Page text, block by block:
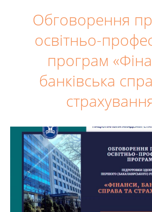
Обговорення
освітньо-
програм
банківська